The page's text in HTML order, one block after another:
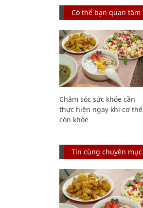
Có thể bạn quan tâm
Chăm sóc sức khỏe cần
thực hiện ngay khi cơ thể
còn khỏe
Tin cùng chuyên mục